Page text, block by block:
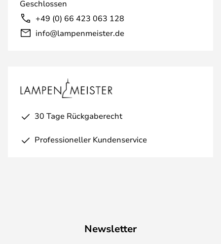
Geschlossen
+49 (0) 66 423 063 128
info@lampenmeister.de
30 Tage Rückgaberecht
Professioneller Kundenservice
Newsletter